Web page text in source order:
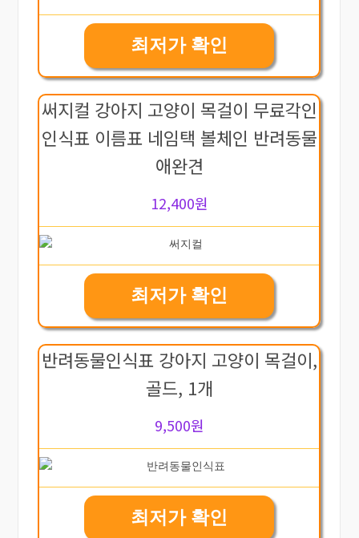
최저가 확인
써지컬 강아지 고양이 목걸이 무료각인
인식표 이름표 네임택 볼체인 반려동물
애완견
12,400원
최저가 확인
반려동물인식표 강아지 고양이 목걸이,
골드, 1개
9,500원
최저가 확인